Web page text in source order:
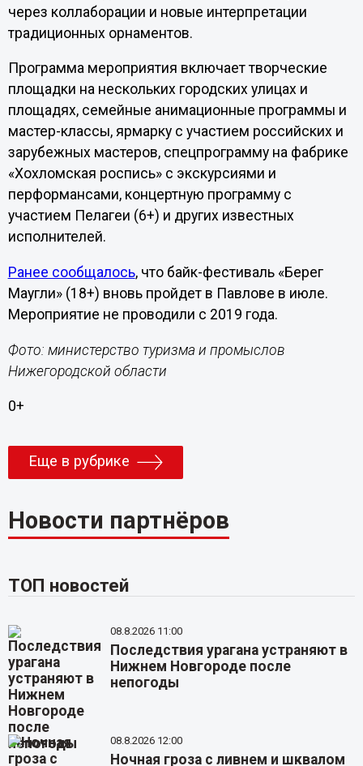
через коллаборации и новые интерпретации
традиционных орнаментов.
Программа мероприятия включает творческие
площадки на нескольких городских улицах и
площадях, семейные анимационные программы и
мастер-классы, ярмарку с участием российских и
зарубежных мастеров, спецпрограмму на фабрике
«Хохломская роспись» с экскурсиями и
перформансами, концертную программу с
участием Пелагеи (6+) и других известных
исполнителей.
Ранее сообщалось, что байк-фестиваль «Берег
Маугли» (18+) вновь пройдет в Павлове в июле.
Мероприятие не проводили с 2019 года.
Фото: министерство туризма и промыслов
Нижегородской области
0+
Еще в рубрике
Новости партнёров
ТОП новостей
08.8.2026 11:00
Последствия урагана устраняют в
Нижнем Новгороде после
непогоды
08.8.2026 12:00
Ночная гроза с ливнем и шквалом